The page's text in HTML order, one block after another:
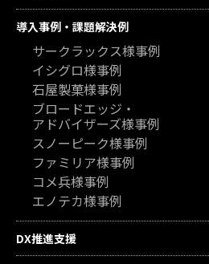
導入事例・課題解決例
サークラックス様事例
イシグロ様事例
石屋製菓様事例
ブロードエッジ・
アドバイザーズ様事例
スノーピーク様事例
ファミリア様事例
コメ兵様事例
エノテカ様事例
DX推進支援